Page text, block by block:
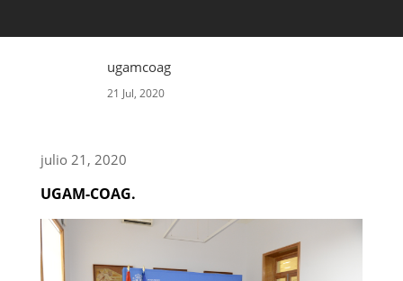
ugamcoag
21 Jul, 2020
julio 21, 2020
UGAM-COAG.